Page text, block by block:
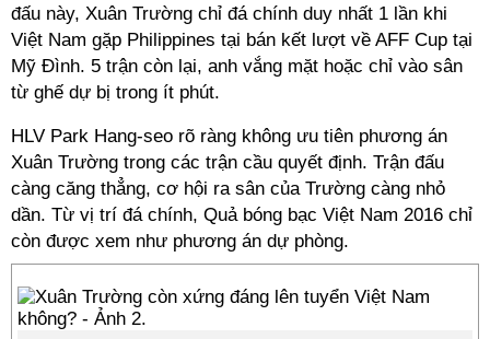
đấu này, Xuân Trường chỉ đá chính duy nhất 1 lần khi
Việt Nam gặp Philippines tại bán kết lượt về AFF Cup tại
Mỹ Đình. 5 trận còn lại, anh vắng mặt hoặc chỉ vào sân
từ ghế dự bị trong ít phút.
HLV Park Hang-seo rõ ràng không ưu tiên phương án
Xuân Trường trong các trận cầu quyết định. Trận đấu
càng căng thẳng, cơ hội ra sân của Trường càng nhỏ
dần. Từ vị trí đá chính, Quả bóng bạc Việt Nam 2016 chỉ
còn được xem như phương án dự phòng.